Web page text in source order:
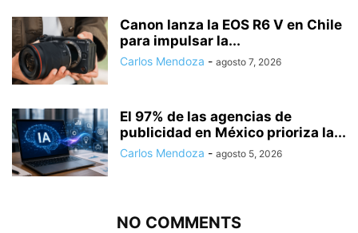
Canon lanza la EOS R6 V en Chile
para impulsar la...
Carlos Mendoza - agosto 7, 2026
El 97% de las agencias de
publicidad en México prioriza la...
Carlos Mendoza - agosto 5, 2026
NO COMMENTS